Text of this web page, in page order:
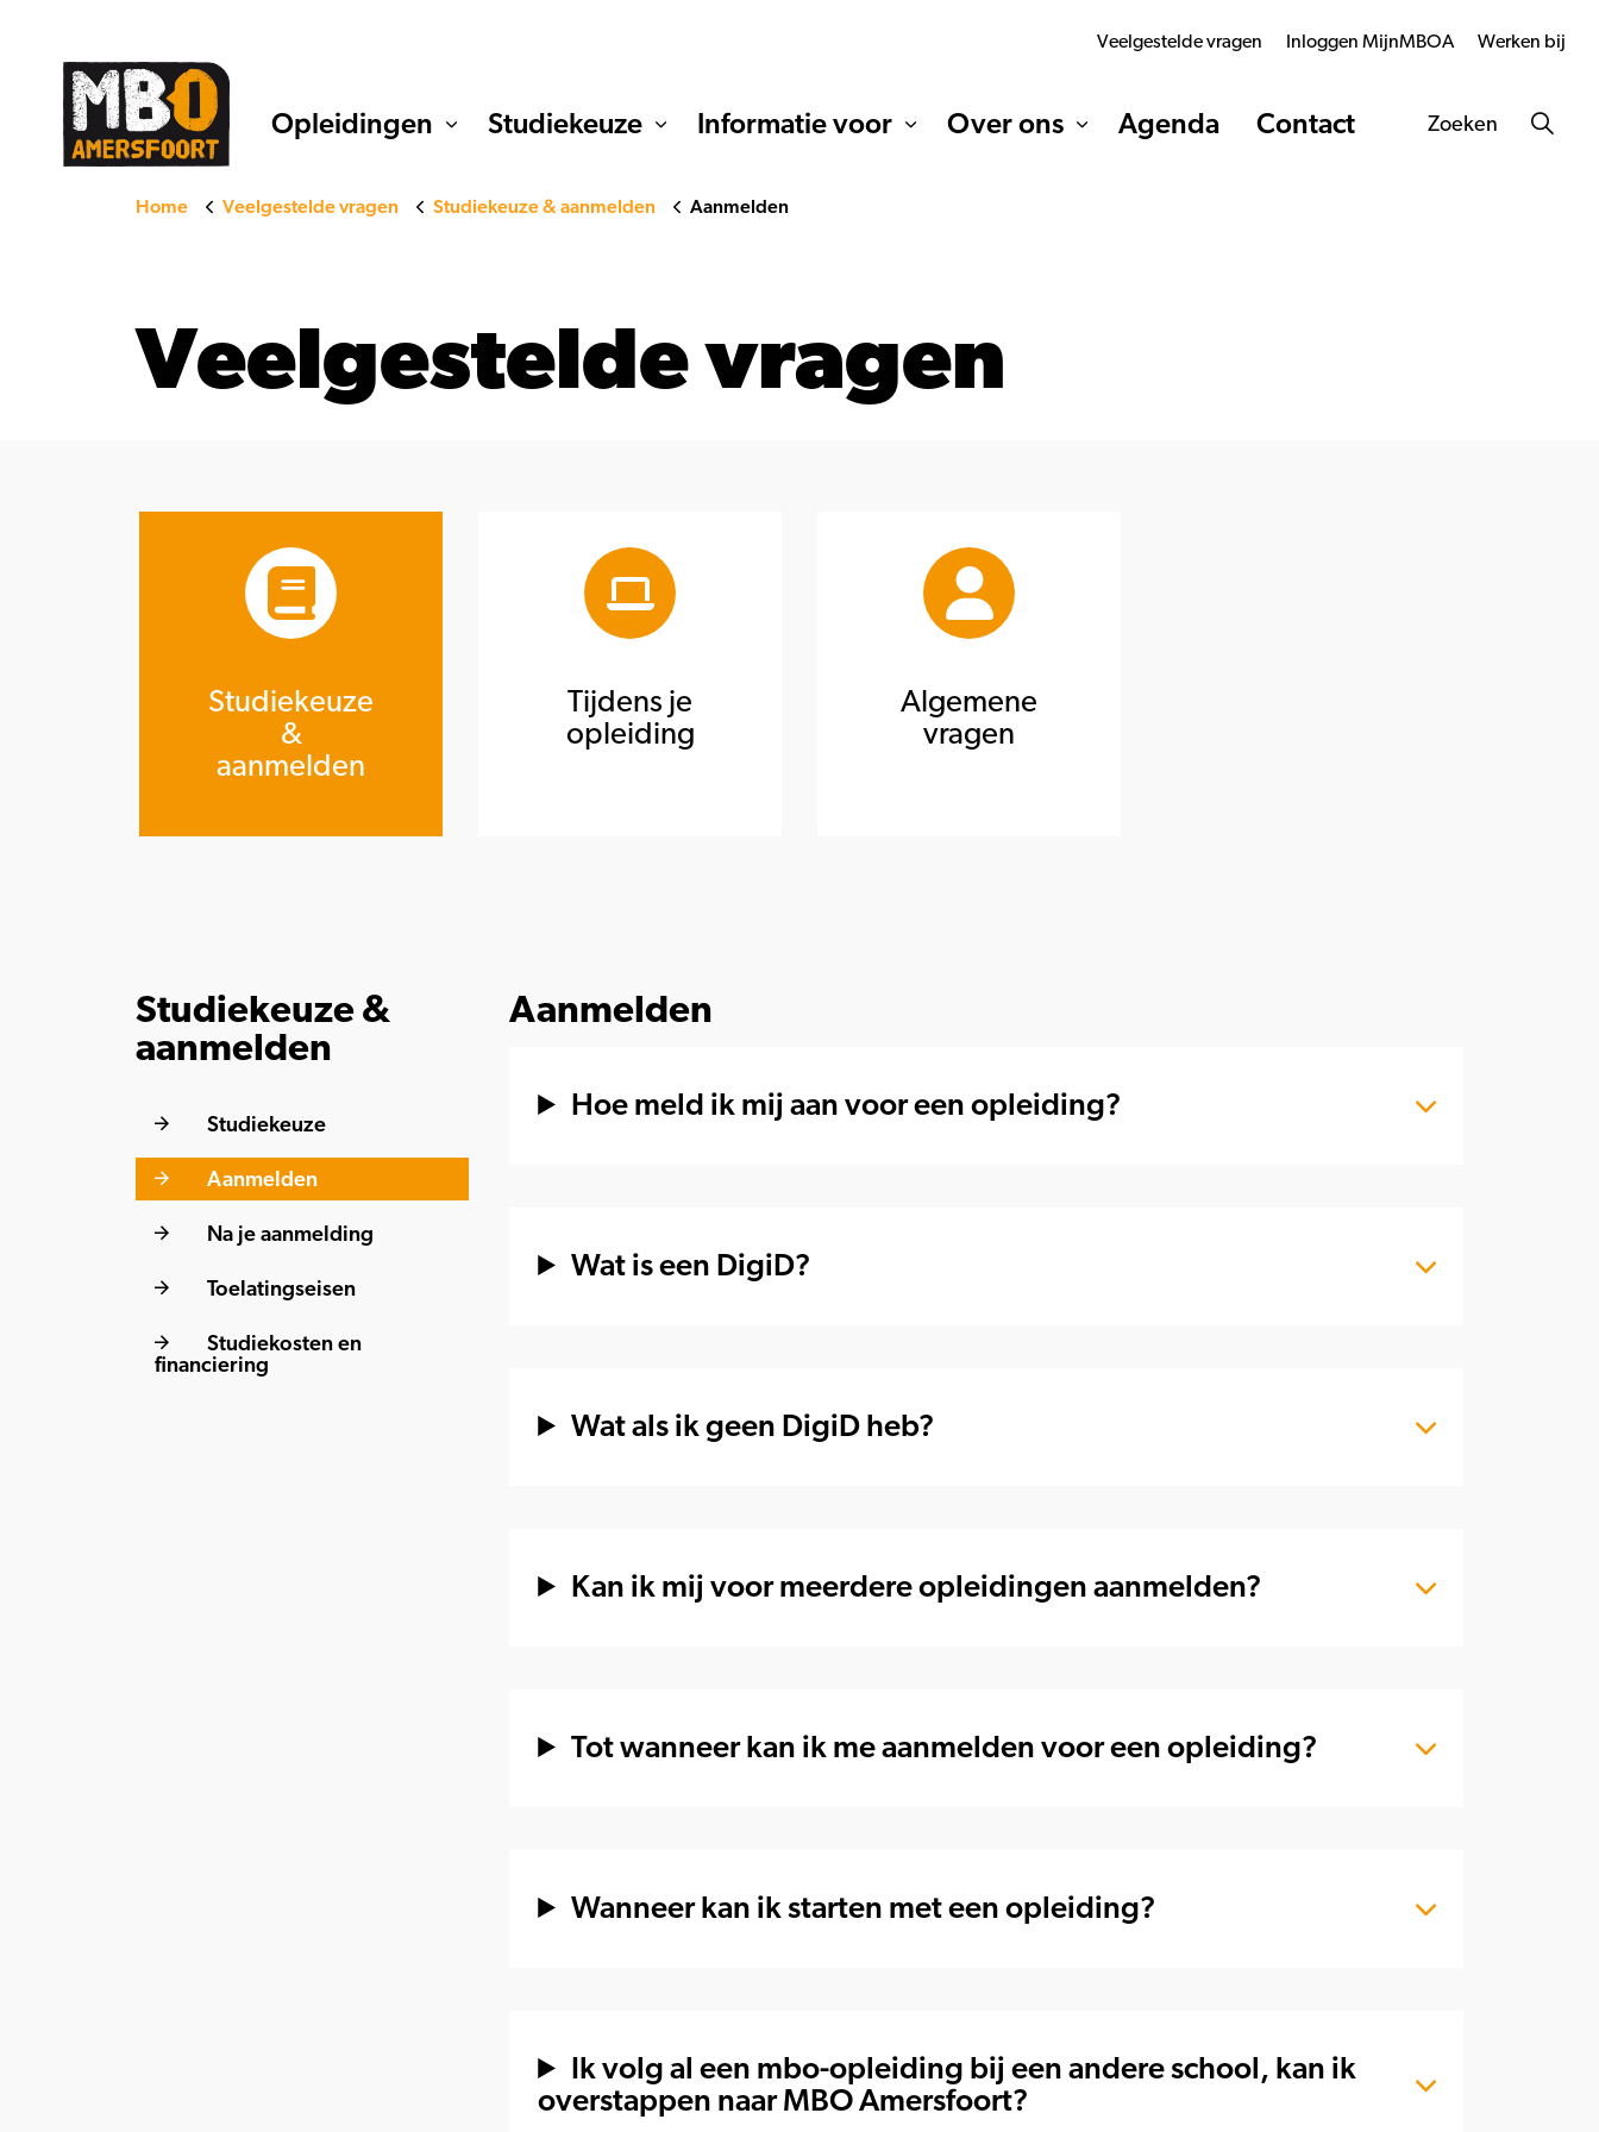
Opleidingen Studiekeuze Informatie voor Over ons Agenda Contact
Veelgestelde vragen Inloggen MijnMBOA Werken bij
Zoeken
Home Veelgestelde vragen Studiekeuze & aanmelden Aanmelden
Veelgestelde vragen
Studiekeuze
&
aanmelden
Tijdens je
opleiding
Algemene
vragen
Studiekeuze &
aanmelden
Studiekeuze
Aanmelden
Na je aanmelding
Toelatingseisen
Studiekosten en
financiering
Aanmelden
Hoe meld ik mij aan voor een opleiding?
Wat is een DigiD?
Wat als ik geen DigiD heb?
Kan ik mij voor meerdere opleidingen aanmelden?
Tot wanneer kan ik me aanmelden voor een opleiding?
Wanneer kan ik starten met een opleiding?
Ik volg al een mbo-opleiding bij een andere school, kan ik
overstappen naar MBO Amersfoort?